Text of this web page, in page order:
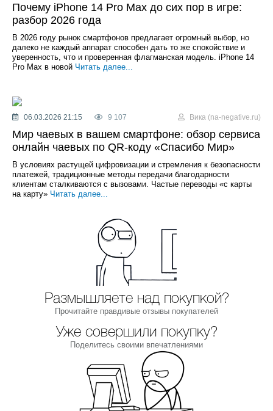
Почему iPhone 14 Pro Max до сих пор в игре:
разбор 2026 года
В 2026 году рынок смартфонов предлагает огромный выбор, но
далеко не каждый аппарат способен дать то же спокойствие и
уверенность, что и проверенная флагманская модель. iPhone 14
Pro Max в новой Читать далее...
06.03.2026 21:15 9 107 Вика (na-negative.ru)
Мир чаевых в вашем смартфоне: обзор сервиса
онлайн чаевых по QR-коду «Спасибо Мир»
В условиях растущей цифровизации и стремления к безопасности
платежей, традиционные методы передачи благодарности
клиентам сталкиваются с вызовами. Частые переводы «с карты
на карту» Читать далее...
Размышляете над покупкой?
Прочитайте правдивые отзывы покупателей
Уже совершили покупку?
Поделитесь своими впечатлениями